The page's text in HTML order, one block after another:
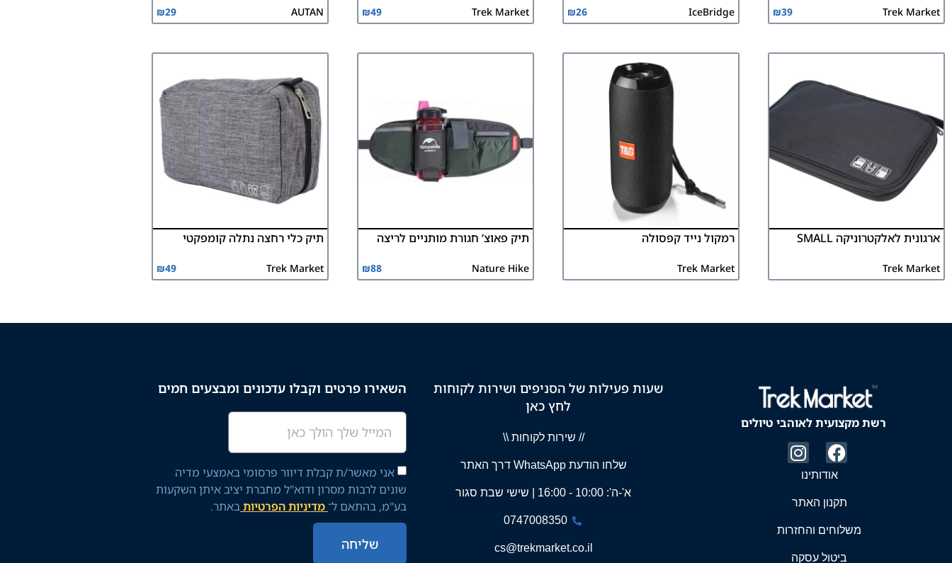
Trek Market
₪39
IceBridge
₪26
Trek Market
₪49
AUTAN
₪29
ארגונית לאלקטרוניקה SMALL
Trek Market
רמקול נייד קפסולה
Trek Market
תיק פאוצ’ חגורת מותניים לריצה
Nature Hike
₪88
תיק כלי רחצה נתלה קומפקטי
Trek Market
₪49
רשת מקצועית לאוהבי טיולים
אודותינו
תקנון האתר
משלוחים והחזרות
ביטול עסקה
שעות פעילות של הסניפים ושירות לקוחות
לחץ כאן
// שירות לקוחות \\
שלחו הודעת WhatsApp דרך האתר
א'-ה': 10:00 - 16:00 | שישי שבת סגור
0747008350
cs@trekmarket.co.il
השאירו פרטים וקבלו עדכונים ומבצעים חמים
אני מאשר/ת קבלת דיוור פרסומי באמצעי מדיה
שונים לרבות מסרון ודוא"ל מחברת יציב איתן השקעות
בע"מ, בהתאם ל־מדיניות הפרטיותבאתר.
שליחה